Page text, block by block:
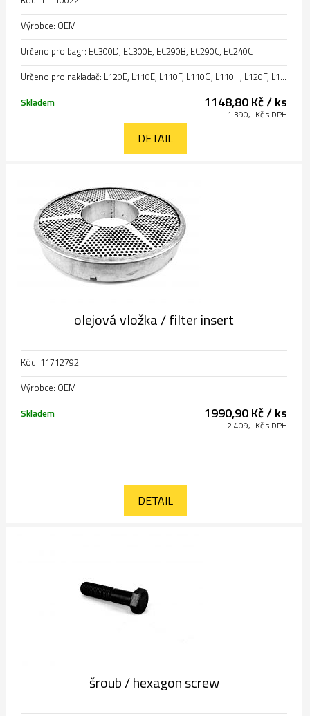
Výrobce: OEM
Určeno pro bagr: EC300D, EC300E, EC290B, EC290C, EC240C
Určeno pro nakladač: L120E, L110E, L110F, L110G, L110H, L120F, L120D, L120G, L120GZ, L120H
Skladem
1148,80 Kč / ks
1.390,- Kč s DPH
DETAIL
olejová vložka / filter insert
Kód: 11712792
Výrobce: OEM
Skladem
1990,90 Kč / ks
2.409,- Kč s DPH
DETAIL
šroub / hexagon screw